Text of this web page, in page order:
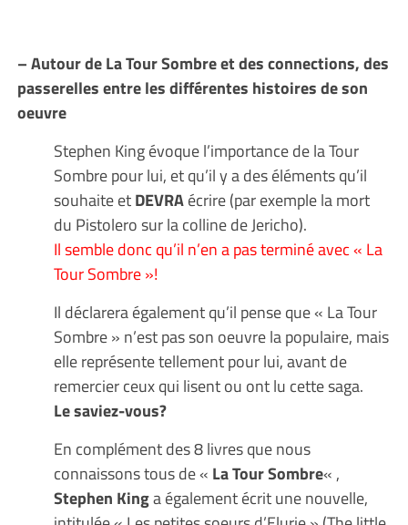
– Autour de La Tour Sombre et des connections, des
passerelles entre les différentes histoires de son
oeuvre
Stephen King évoque l’importance de la Tour
Sombre pour lui, et qu’il y a des éléments qu’il
souhaite etDEVRAécrire (par exemple la mort
du Pistolero sur la colline de Jericho).
Il semble donc qu’il n’en a pas terminé avec « La
Tour Sombre »!
Il déclarera également qu’il pense que « La Tour
Sombre » n’est pas son oeuvre la populaire, mais
elle représente tellement pour lui, avant de
remercier ceux qui lisent ou ont lu cette saga.
Le saviez-vous?
En complément des 8 livres que nous
connaissons tous de « La Tour Sombre« ,
Stephen Kinga également écrit une nouvelle,